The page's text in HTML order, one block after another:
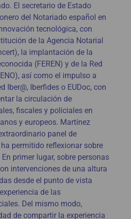
El secretario de Estado
del Notariado español en
tecnológica, con
de la Agencia Notarial
la implantación de la
(FEREN) y de la Red
así como el impulso a
Iber@, Iberfides o EUDoc, con
la circulación de
fiscales y policiales en
y europeos. Martínez
panel de
permitido reflexionar sobre
primer lugar, sobre personas
intervenciones de una altura
desde el punto de vista
de las
Del mismo modo,
de compartir la experiencia